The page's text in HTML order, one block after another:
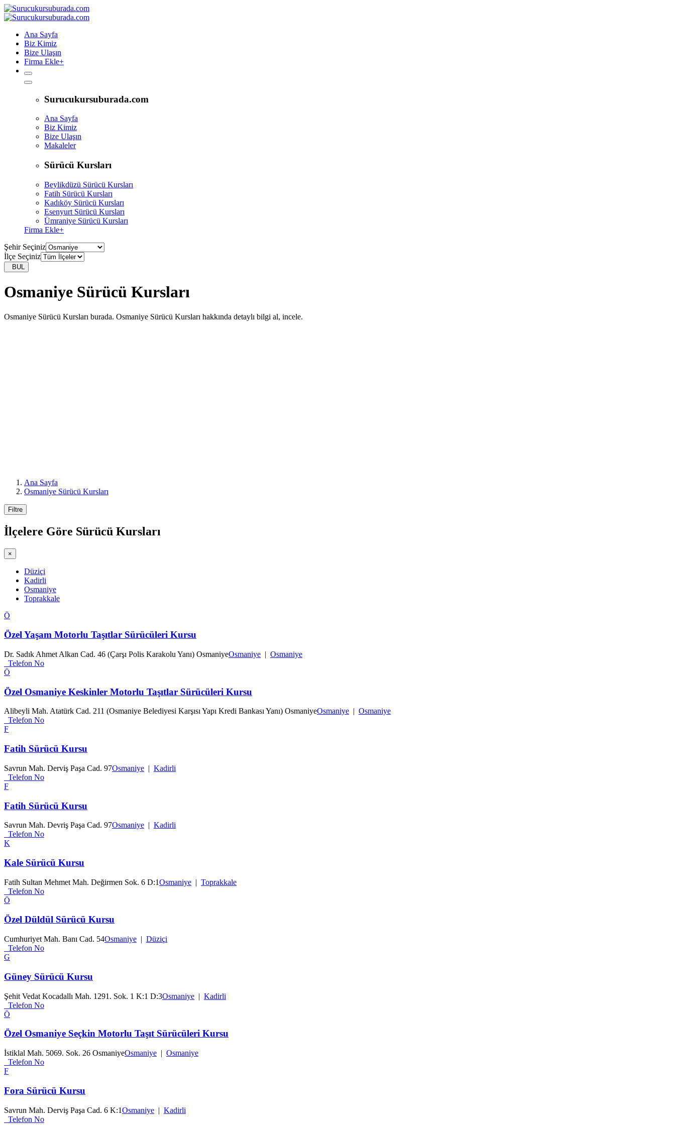
Ana Sayfa
Biz Kimiz
Bize Ulaşın
Firma Ekle+
Surucukursuburada.com
Ana Sayfa
Biz Kimiz
Bize Ulaşın
Makaleler
Sürücü Kursları
Beylikdüzü Sürücü Kursları
Fatih Sürücü Kursları
Kadıköy Sürücü Kursları
Esenyurt Sürücü Kursları
Ümraniye Sürücü Kursları
Firma Ekle+
Şehir Seçiniz
İlçe Seçiniz
BUL
Osmaniye Sürücü Kursları
Osmaniye Sürücü Kursları burada. Osmaniye Sürücü Kursları hakkında detaylı bilgi al, incele.
Ana Sayfa
Osmaniye Sürücü Kursları
Filtre
İlçelere Göre Sürücü Kursları
×
Düziçi
Kadirli
Osmaniye
Toprakkale
Ö
Özel Yaşam Motorlu Taşıtlar Sürücüleri Kursu
Dr. Sadık Ahmet Alkan Cad. 46 (Çarşı Polis Karakolu Yanı) OsmaniyeOsmaniye | Osmaniye
Telefon No
Ö
Özel Osmaniye Keskinler Motorlu Taşıtlar Sürücüleri Kursu
Alibeyli Mah. Atatürk Cad. 211 (Osmaniye Belediyesi Karşısı Yapı Kredi Bankası Yanı) OsmaniyeOsmaniye | Osmaniye
Telefon No
F
Fatih Sürücü Kursu
Savrun Mah. Derviş Paşa Cad. 97Osmaniye | Kadirli
Telefon No
F
Fatih Sürücü Kursu
Savrun Mah. Devriş Paşa Cad. 97Osmaniye | Kadirli
Telefon No
K
Kale Sürücü Kursu
Fatih Sultan Mehmet Mah. Değirmen Sok. 6 D:1Osmaniye | Toprakkale
Telefon No
Ö
Özel Düldül Sürücü Kursu
Cumhuriyet Mah. Banı Cad. 54Osmaniye | Düziçi
Telefon No
G
Güney Sürücü Kursu
Şehit Vedat Kocadallı Mah. 1291. Sok. 1 K:1 D:3Osmaniye | Kadirli
Telefon No
Ö
Özel Osmaniye Seçkin Motorlu Taşıt Sürücüleri Kursu
İstiklal Mah. 5069. Sok. 26 OsmaniyeOsmaniye | Osmaniye
Telefon No
F
Fora Sürücü Kursu
Savrun Mah. Derviş Paşa Cad. 6 K:1Osmaniye | Kadirli
Telefon No